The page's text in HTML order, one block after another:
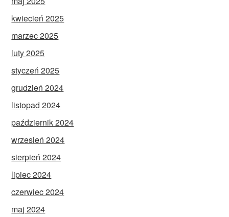
kwiecień 2025
marzec 2025
luty 2025
styczeń 2025
grudzień 2024
listopad 2024
październik 2024
wrzesień 2024
sierpień 2024
lipiec 2024
czerwiec 2024
maj 2024